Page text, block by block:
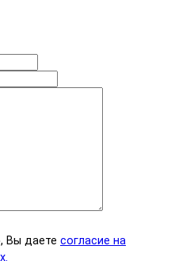
Вы даете согласие на